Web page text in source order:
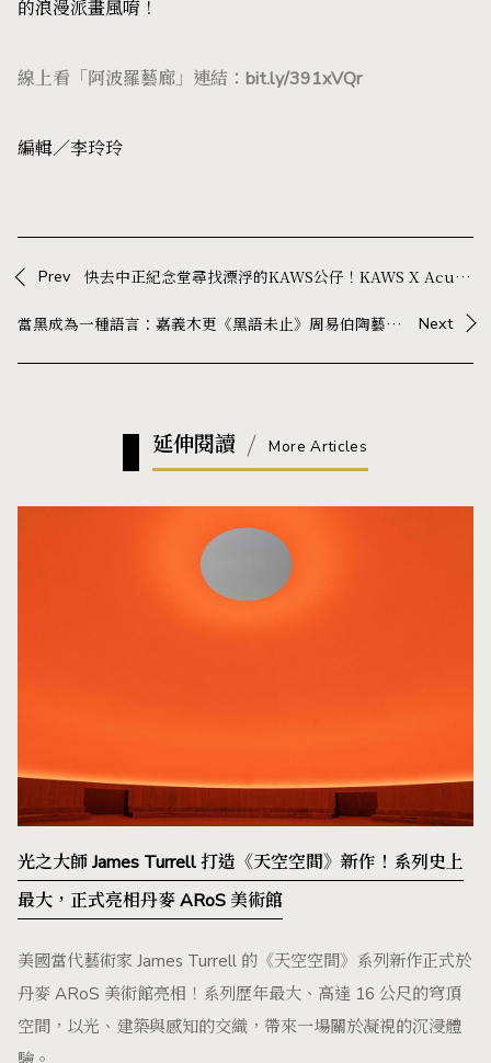
的浪漫派畫風唷！
線上看「阿波羅藝廊」連結： bit.ly/391xVQr
編輯／李玲玲
Prev 快去中正紀念堂尋找漂浮的KAWS公仔！KAWS X Acute Art 推全新AR虛擬藝術作品《EXPANDED HOLIDAY》
當黑成為一種語言：嘉義木更《黑語未止》周易伯陶藝展，在器物中展開與生活的對話 Next
延伸閱讀 More Articles
光之大師 James Turrell 打造《天空空間》新作！系列史上
最大，正式亮相丹麥 ARoS 美術館
美國當代藝術家 James Turrell 的《天空空間》系列新作正式於
丹麥 ARoS 美術館亮相！系列歷年最大、高達 16 公尺的穹頂
空間，以光、建築與感知的交織，帶來一場關於凝視的沉浸體